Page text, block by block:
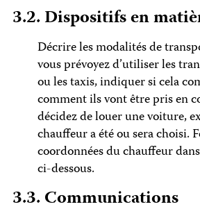
3.2. Dispositifs en
Décrire les modalités de
vous prévoyez d’utiliser les
ou les taxis, indiquer si cela
comment ils vont être pris en
décidez de louer une voiture,
chauffeur a été ou sera choisi.
coordonnées du chauffeur
ci-dessous.
3.3. Communications